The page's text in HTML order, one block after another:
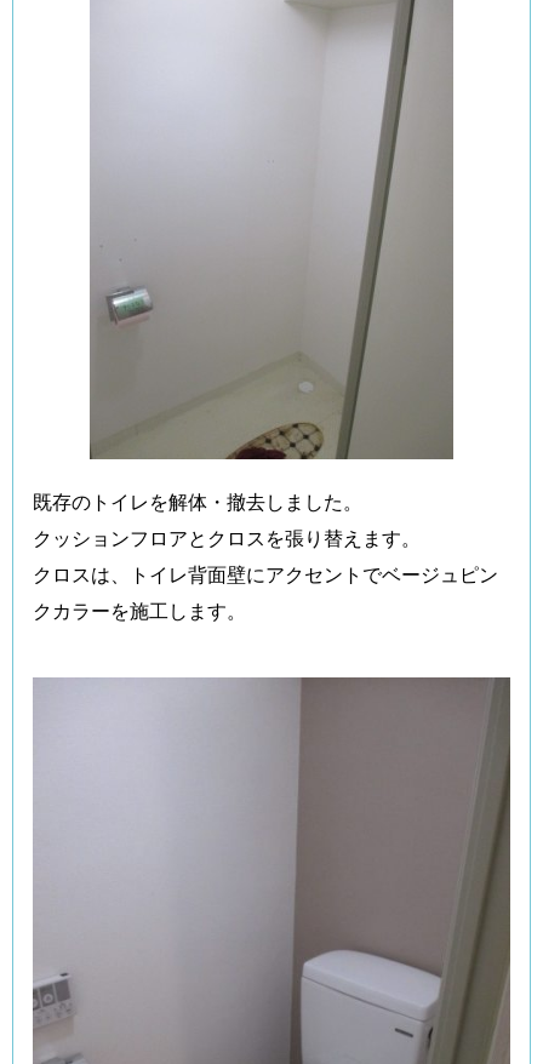
既存のトイレを解体・撤去しました。
クッションフロアとクロスを張り替えます。
クロスは、トイレ背面壁にアクセントでベージュピン
クカラーを施工します。